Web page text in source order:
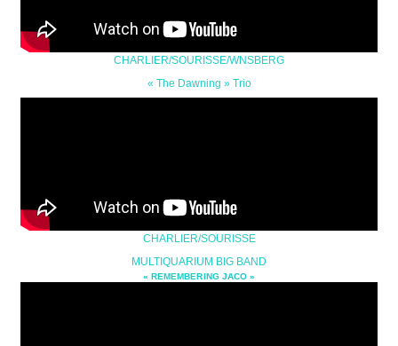
CHARLIER/SOURISSE/WNSBERG
« The Dawning » Trio
CHARLIER/SOURISSE
MULTIQUARIUM BIG BAND
« REMEMBERING JACO »